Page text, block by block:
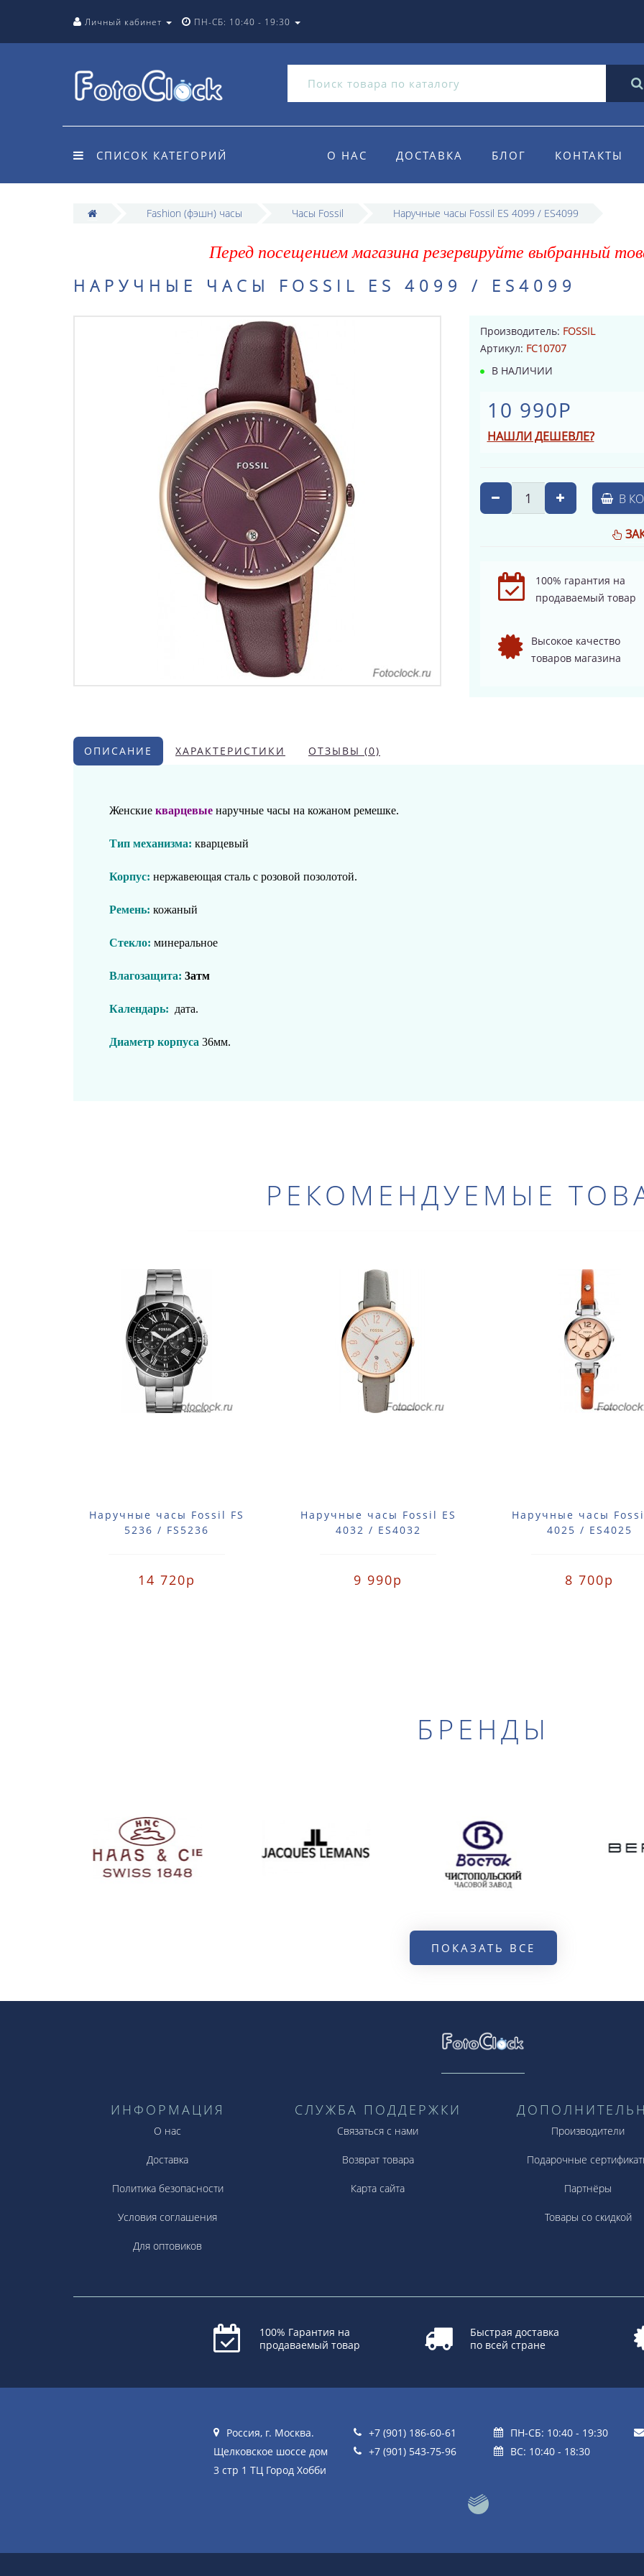
Личный кабинет ПН-СБ: 10:40 - 19:30
СПИСОК КАТЕГОРИЙ О НАС ДОСТАВКА БЛОГ КОНТАКТЫ
Fashion (фэшн) часы Часы Fossil Наручные часы Fossil ES 4099 / ES4099
Перед посещением магазина резервируйте выбранный
НАРУЧНЫЕ ЧАСЫ FOSSIL ES 4099 / ES4099
Производитель: FOSSIL
Артикул: FC10707
В НАЛИЧИИ
10 990Р
НАШЛИ ДЕШЕВЛЕ?
В
100% гарантия на
продаваемый товар
Высокое качество
товаров магазина
ОПИСАНИЕ ХАРАКТЕРИСТИКИ ОТЗЫВЫ (0)
Женские кварцевые наручные часы на кожаном ремешке.
Тип механизма: кварцевый
Корпус: нержавеющая сталь с розовой позолотой.
Ремень: кожаный
Стекло: минеральное
Влагозащита: 3атм
Календарь: дата.
Диаметр корпуса 36мм.
РЕКОМЕНДУЕМЫЕ
Наручные часы Fossil FS
5236 / FS5236
14 720р
Наручные часы Fossil ES
4032 / ES4032
9 990р
Наручные часы
4025 / ES4025
8 700р
БРЕНДЫ
ПОКАЗАТЬ ВСЕ
ИНФОРМАЦИЯ
О нас
Доставка
Политика безопасности
Условия соглашения
Для оптовиков
СЛУЖБА ПОДДЕРЖКИ
Связаться с нами
Возврат товара
Карта сайта
Производители
Подарочные
Партнёры
Товары со скидкой
100% Гарантия на
продаваемый товар
Быстрая доставка
по всей стране
Россия, г. Москва.
Щелковское шоссе дом
3 стр 1 ТЦ Город Хобби
+7 (901) 186-60-61
+7 (901) 543-75-96
ПН-СБ: 10:40 - 19:30
ВС: 10:40 - 18:30